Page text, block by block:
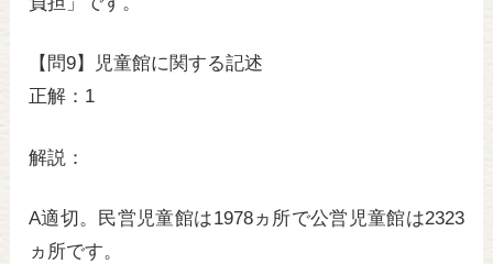
【問9】児童館に関する記述
正解：1
解説：
A適切。民営児童館は1978ヵ所で公営児童館は2323
ヵ所です。